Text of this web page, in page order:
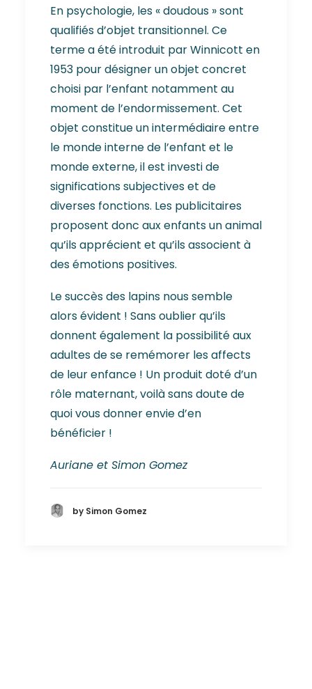
En psychologie, les « doudous » sont
qualifiés d’objet transitionnel. Ce
terme a été introduit par Winnicott en
1953 pour désigner un objet concret
choisi par l’enfant notamment au
moment de l’endormissement. Cet
objet constitue un intermédiaire entre
le monde interne de l’enfant et le
monde externe, il est investi de
significations subjectives et de
diverses fonctions. Les publicitaires
proposent donc aux enfants un animal
qu’ils apprécient et qu’ils associent à
des émotions positives.
Le succès des lapins nous semble
alors évident ! Sans oublier qu’ils
donnent également la possibilité aux
adultes de se remémorer les affects
de leur enfance ! Un produit doté d’un
rôle maternant, voilà sans doute de
quoi vous donner envie d’en
bénéficier !
Auriane et Simon Gomez
by Simon Gomez